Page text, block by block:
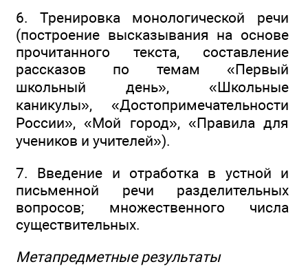
6. Тренировка монологической речи
(построение высказывания на основе
прочитанного текста, составление
рассказов по темам «Первый
школьный день», «Школьные
каникулы», «Достопримечательности
России», «Мой город», «Правила для
учеников и учителей»).
7. Введение и отработка в устной и
письменной речи разделительных
вопросов; множественного числа
существительных.
Метапредметные результаты